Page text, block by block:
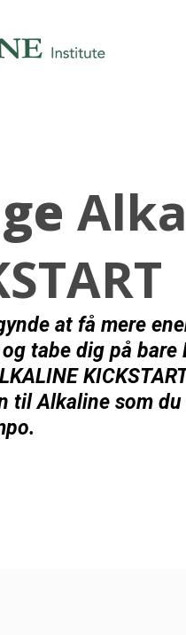
at få mere
tabe dig på bare
til Alkaline som du